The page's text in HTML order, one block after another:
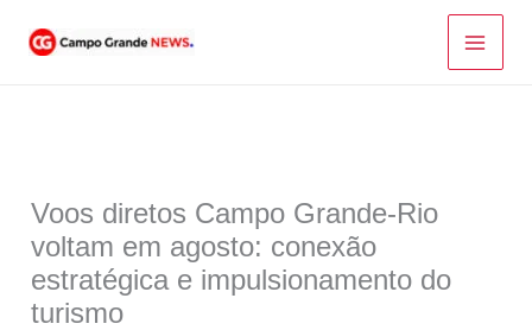
para
Voos diretos Campo Grande-Rio
voltam em agosto: conexão
estratégica e impulsionamento do
turismo